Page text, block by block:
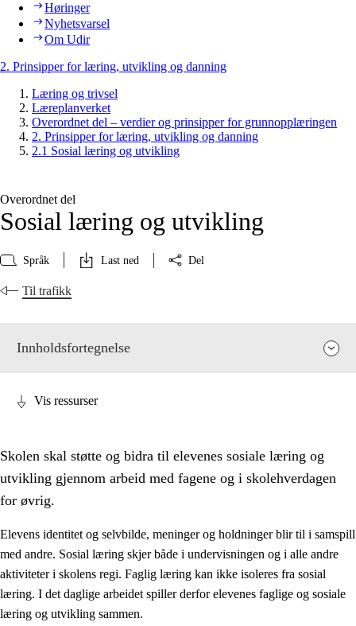
Høringer
Nyhetsvarsel
Om Udir
2. Prinsipper for læring, utvikling og danning
Læring og trivsel
Læreplanverket
Overordnet del – verdier og prinsipper for grunnopplæringen
2. Prinsipper for læring, utvikling og danning
2.1 Sosial læring og utvikling
Overordnet del
Sosial læring og utvikling
Språk Last ned Del
Til trafikk
Innholdsfortegnelse
2. Prinsipper for læring, utvikling og danning
Vis ressurser
Skolen skal støtte og bidra til elevenes sosiale læring og
utvikling gjennom arbeid med fagene og i skolehverdagen
for øvrig.
Elevens identitet og selvbilde, meninger og holdninger blir til i samspill
med andre. Sosial læring skjer både i undervisningen og i alle andre
aktiviteter i skolens regi. Faglig læring kan ikke isoleres fra sosial
læring. I det daglige arbeidet spiller derfor elevenes faglige og sosiale
læring og utvikling sammen.